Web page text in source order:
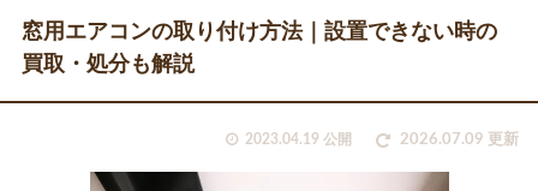
窓用エアコンの取り付け方法｜設置できない時の
買取・処分も解説
2023.04.19 公開 2026.07.09 更新